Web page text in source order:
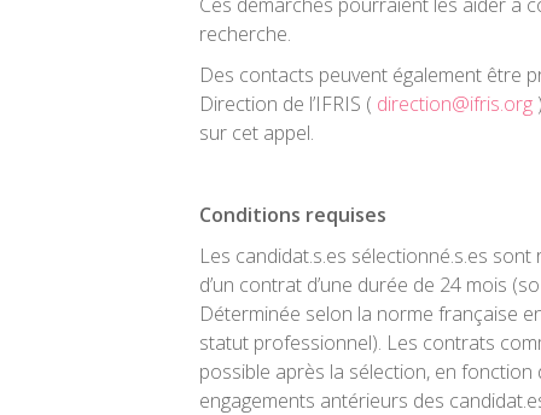
recherche.
Des contacts peuvent également être
Direction de l’IFRIS ( direction@ifris.org
sur cet appel.
Conditions requises
Les candidat.s.es sélectionné.s.es
d’un contrat d’une durée de 24 mois
Déterminée selon la norme française
statut professionnel). Les contrats
possible après la sélection, en fonction
engagements antérieurs des